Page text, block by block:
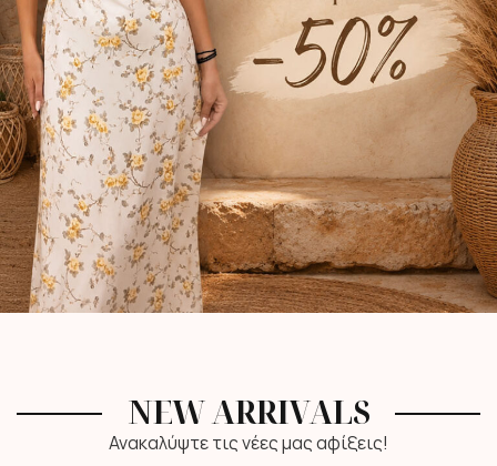
NEW ARRIVALS
Ανακαλύψτε τις νέες μας αφίξεις!